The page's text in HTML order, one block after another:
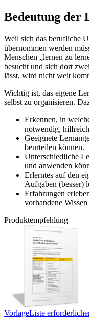
Bedeutung der
Weil sich das berufliche
übernommen werden
Menschen „lernen zu
besucht und sich dort
lässt, wird nicht weit
Wichtig ist, das eigene
selbst zu organisieren.
Erkennen, in
notwendig,
Geeignete
beurteilen können.
Unterschiedliche
und anwenden
Erlerntes auf den
Aufgaben (besser)
Erfahrungen
vorhandene
Produktempfehlung
VorlageListe